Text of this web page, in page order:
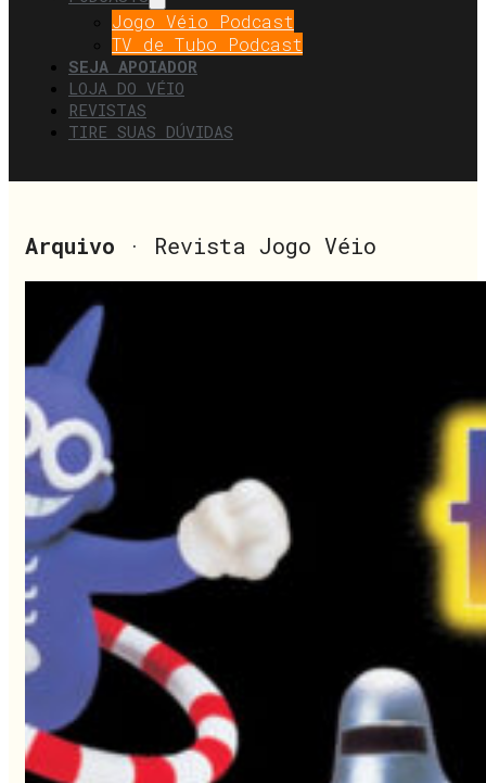
Jogo Véio Podcast
TV de Tubo Podcast
SEJA APOIADOR
LOJA DO VÉIO
REVISTAS
TIRE SUAS DÚVIDAS
Arquivo · Revista Jogo Véio